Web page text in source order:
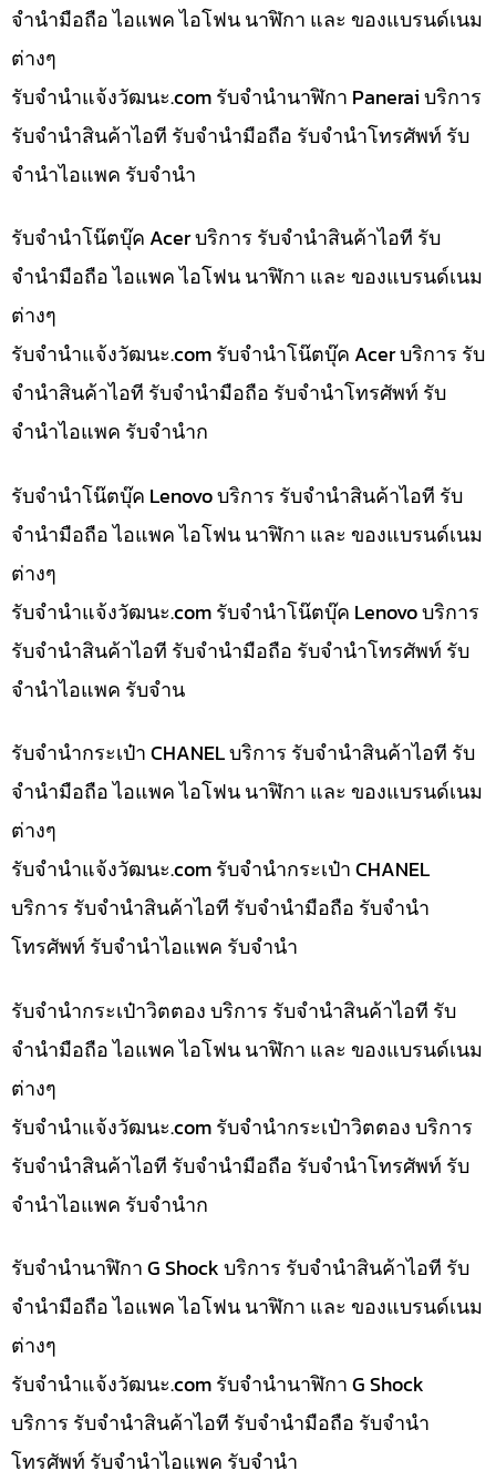
จำนำมือถือ ไอแพค ไอโฟน นาฬิกา และ ของแบรนด์เนม
ต่างๆ
รับจํานําแจ้งวัฒนะ.com รับจำนำนาฬิกา Panerai บริการ
รับจำนำสินค้าไอที รับจำนำมือถือ รับจำนำโทรศัพท์ รับ
จำนำไอแพค รับจำนำ
รับจำนำโน๊ตบุ๊ค Acer บริการ รับจำนำสินค้าไอที รับ
จำนำมือถือ ไอแพค ไอโฟน นาฬิกา และ ของแบรนด์เนม
ต่างๆ
รับจํานําแจ้งวัฒนะ.com รับจำนำโน๊ตบุ๊ค Acer บริการ รับ
จำนำสินค้าไอที รับจำนำมือถือ รับจำนำโทรศัพท์ รับ
จำนำไอแพค รับจำนำก
รับจำนำโน๊ตบุ๊ค Lenovo บริการ รับจำนำสินค้าไอที รับ
จำนำมือถือ ไอแพค ไอโฟน นาฬิกา และ ของแบรนด์เนม
ต่างๆ
รับจํานําแจ้งวัฒนะ.com รับจำนำโน๊ตบุ๊ค Lenovo บริการ
รับจำนำสินค้าไอที รับจำนำมือถือ รับจำนำโทรศัพท์ รับ
จำนำไอแพค รับจำน
รับจำนำกระเป๋า CHANEL บริการ รับจำนำสินค้าไอที รับ
จำนำมือถือ ไอแพค ไอโฟน นาฬิกา และ ของแบรนด์เนม
ต่างๆ
รับจํานําแจ้งวัฒนะ.com รับจำนำกระเป๋า CHANEL
บริการ รับจำนำสินค้าไอที รับจำนำมือถือ รับจำนำ
โทรศัพท์ รับจำนำไอแพค รับจำนำ
รับจำนำกระเป๋าวิตตอง บริการ รับจำนำสินค้าไอที รับ
จำนำมือถือ ไอแพค ไอโฟน นาฬิกา และ ของแบรนด์เนม
ต่างๆ
รับจํานําแจ้งวัฒนะ.com รับจำนำกระเป๋าวิตตอง บริการ
รับจำนำสินค้าไอที รับจำนำมือถือ รับจำนำโทรศัพท์ รับ
จำนำไอแพค รับจำนำก
รับจำนำนาฬิกา G Shock บริการ รับจำนำสินค้าไอที รับ
จำนำมือถือ ไอแพค ไอโฟน นาฬิกา และ ของแบรนด์เนม
ต่างๆ
รับจํานําแจ้งวัฒนะ.com รับจำนำนาฬิกา G Shock
บริการ รับจำนำสินค้าไอที รับจำนำมือถือ รับจำนำ
โทรศัพท์ รับจำนำไอแพค รับจำนำ